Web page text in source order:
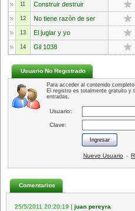
11 Construir destruir
12 No tiene razón de ser
13 El juglar y yo
14 Gil 1038
Usuario No Registrado
Para acceder al contenido
El registro es totalmente gratuito y
entradas.
Usuario:
Clave:
Nuevo Usuario -
Comentarios
25/5/2011 20:20:19 | juan pereyra